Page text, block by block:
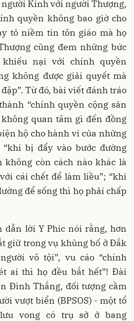
Kinh với người Thượng,
quyền không bao giờ cho
tỏ niềm tin tôn giáo mà họ
cũng đem những bức
nại với chính quyền
không được giải quyết mà
Từ đó, bài viết đánh tráo
“chính quyền cộng sản
quan tâm gì đến đồng
hộ cho hành vi của những
bị đẩy vào bước đường
còn cách nào khác là
cái chết để làm liều”; “khi
để sống thì họ phải chấp
dẫn lời Y Phic nói rằng, hơn
giữ trong vụ khủng bố ở Đắk
vô tội”, vu cáo “chính
ai thì họ đều bắt hết”! Đài
Đình Thắng, đối tượng cầm
vượt biển (BPSOS) - một tổ
vong có trụ sở ở bang